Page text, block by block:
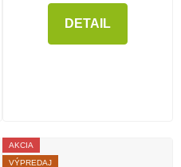
DETAIL
AKCIA
VÝPREDAJ